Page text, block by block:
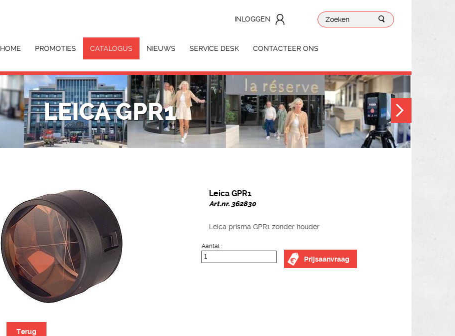
INLOGGEN
HOME PROMOTIES CATALOGUS NIEUWS SERVICE DESK CONTACTEER ONS
LEICA GPR1
Leica GPR1
Art.nr. 362830
Leica prisma GPR1 zonder houder
Aantal :
Prijsaanvraag
Terug